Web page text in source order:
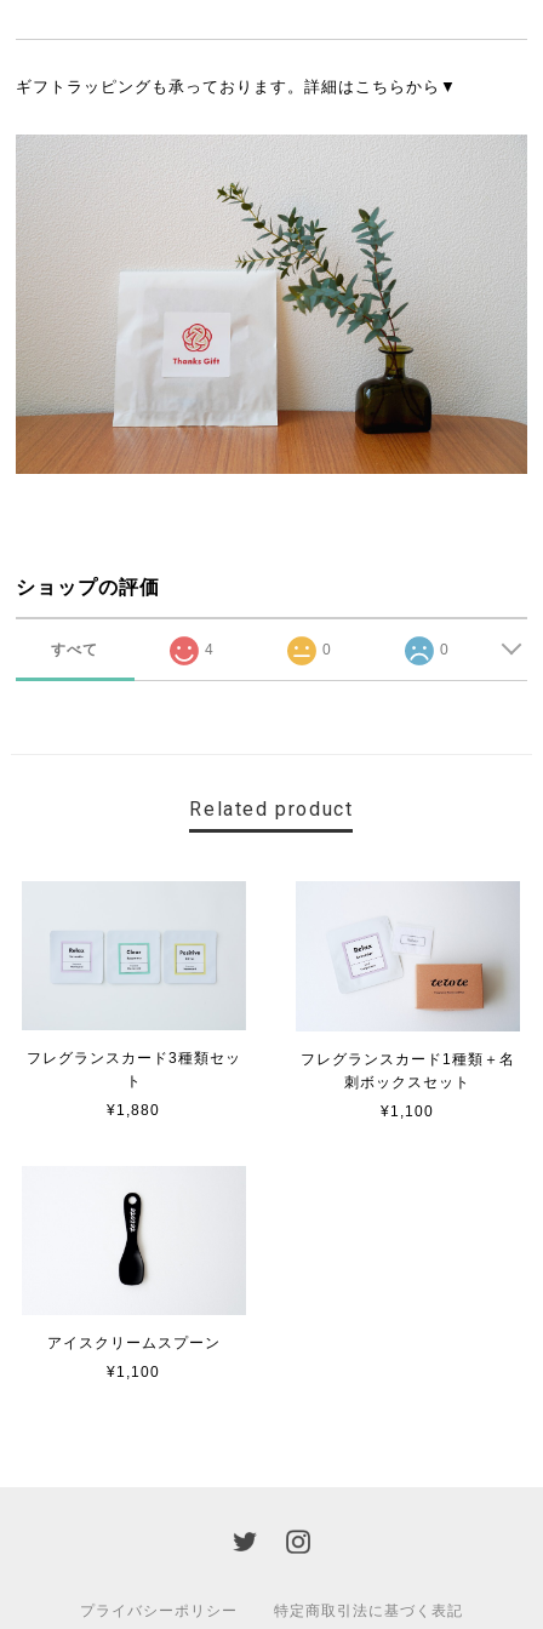
ギフトラッピングも承っております。詳細はこちらから▼
ショップの評価
すべて 4 0 0
Related product
フレグランスカード3種類セッ
ト
¥1,880
フレグランスカード1種類＋名
刺ボックスセット
¥1,100
アイスクリームスプーン
¥1,100
プライバシーポリシー 特定商取引法に基づく表記